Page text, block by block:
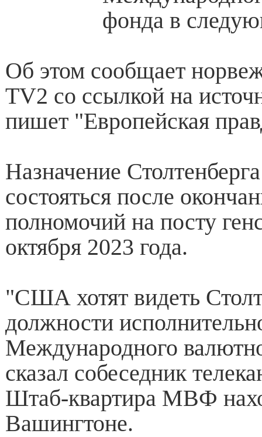
фонда в
Об этом сообщает
TV2 со ссылкой на
пишет "Европейская
Назначение
состояться после
полномочий на посту
октября 2023 года.
"США хотят видеть
должности
Международного
сказал собеседник
Штаб-квартира МВФ
Вашингтоне.